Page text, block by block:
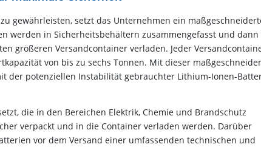
gewährleisten, setzt das Unternehmen ein
werden in Sicherheitsbehältern zusammengefasst und dann
größeren Versandcontainer verladen. Jeder
von bis zu sechs Tonnen. Mit dieser
der potenziellen Instabilität gebrauchter Lithium-Ionen-
die in den Bereichen Elektrik, Chemie und Brandschutz
verpackt und in die Container verladen werden. Darüber
vor dem Versand einer umfassenden technischen und